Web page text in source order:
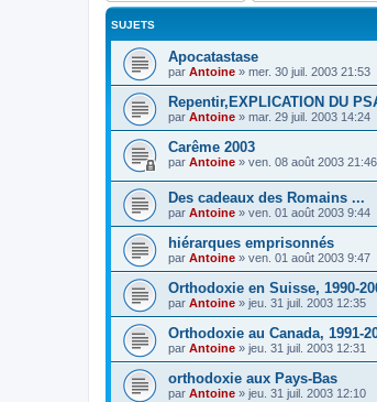
SUJETS
Apocatastase
par Antoine » mer. 30 juil. 2003 21:53
Repentir,EXPLICATION DU
par Antoine » mar. 29 juil. 2003 14:24
Carême 2003
par Antoine » ven. 08 août 2003 21:46
Des cadeaux des Romains ...
par Antoine » ven. 01 août 2003 9:44
hiérarques emprisonnés
par Antoine » ven. 01 août 2003 9:47
Orthodoxie en Suisse, 1990-
par Antoine » jeu. 31 juil. 2003 12:35
Orthodoxie au Canada, 1991-
par Antoine » jeu. 31 juil. 2003 12:31
orthodoxie aux Pays-Bas
par Antoine » jeu. 31 juil. 2003 12:10